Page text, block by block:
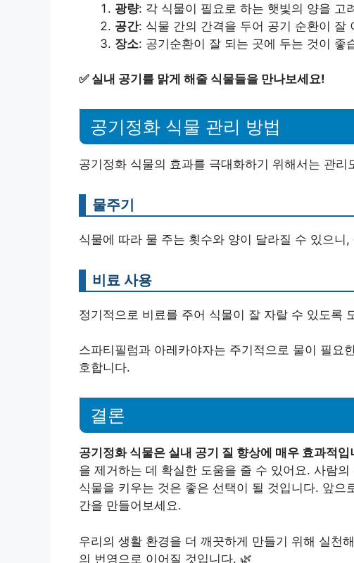
광량: 각 식물이 필요로 하는 햇빛의 양을 고
공간: 식물 간의 간격을 두어 공기 순환이 잘
장소: 공기순환이 잘 되는 곳에 두는 것이 좋
✅ 실내 공기를 맑게 해줄 식물들을 만나보세요!
공기정화 식물 관리 방법
공기정화 식물의 효과를 극대화하기 위해서는 관리
물주기
식물에 따라 물 주는 횟수와 양이 달라질 수 있으니
비료 사용
정기적으로 비료를 주어 식물이 잘 자랄 수 있도록
스파티필럼과 아레카야자는 주기적으로 물이 필요
호합니다.
결론
공기정화 식물은 실내 공기 질 향상에 매우 효과적입
을 제거하는 데 확실한 도움을 줄 수 있어요. 사람
식물을 키우는 것은 좋은 선택이 될 것입니다. 앞
간을 만들어보세요.
우리의 생활 환경을 더 깨끗하게 만들기 위해 실천
의 번영으로 이어질 것입니다. 🌿